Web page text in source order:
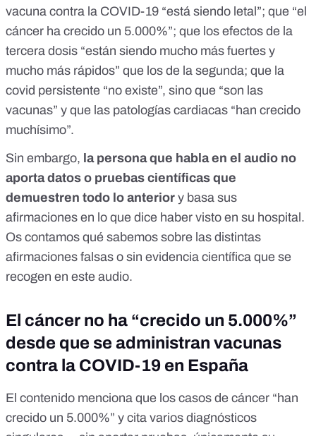
vacuna contra la COVID-19 “está siendo letal”; que “el
cáncer ha crecido un 5.000%”; que los efectos de la
tercera dosis “están siendo mucho más fuertes y
mucho más rápidos” que los de la segunda; que la
covid persistente “no existe”, sino que “son las
vacunas” y que las patologías cardiacas “han crecido
muchísimo”.
Sin embargo, la persona que habla en el audio no
aporta datos o pruebas científicas que
demuestren todo lo anterior y basa sus
afirmaciones en lo que dice haber visto en su hospital.
Os contamos qué sabemos sobre las distintas
afirmaciones falsas o sin evidencia científica que se
recogen en este audio.
El cáncer no ha “crecido un 5.000%”
desde que se administran vacunas
contra la COVID-19 en España
El contenido menciona que los casos de cáncer “han
crecido un 5.000%” y cita varios diagnósticos